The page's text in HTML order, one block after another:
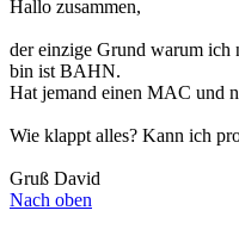
Hallo zusammen,
der einzige Grund warum ich
bin ist BAHN.
Hat jemand einen MAC und
Wie klappt alles? Kann ich
Gruß David
Nach oben